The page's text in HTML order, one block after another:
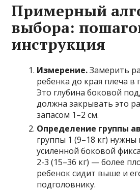
Примерный
выбора:
инструкция
Измерение.Замерить
ребенка до края плеча в
Это глубина боковой
должна закрывать это
запасом 1–2 см.
Определение группы
группы 1 (9–18 кг)
усиленной боковой
2-3 (15–36 кг) — более
ребенок сидит выше и
подголовнику.